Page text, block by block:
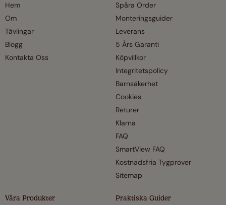
Hem
Om
Tävlingar
Blogg
Kontakta Oss
Spåra Order
Monteringsguider
Leverans
5 Års Garanti
Köpvillkor
Integritetspolicy
Barnsäkerhet
Cookies
Returer
Klarna
FAQ
SmartView FAQ
Kostnadsfria Tygprover
Sitemap
Våra Produkter Praktiska Guider